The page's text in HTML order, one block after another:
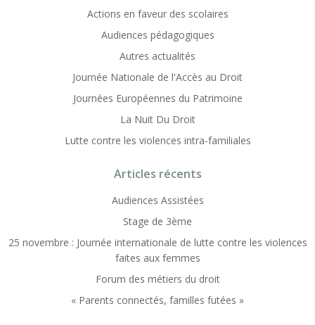
Actions en faveur des scolaires
Audiences pédagogiques
Autres actualités
Journée Nationale de l'Accès au Droit
Journées Européennes du Patrimoine
La Nuit Du Droit
Lutte contre les violences intra-familiales
Articles récents
Audiences Assistées
Stage de 3ème
25 novembre : Journée internationale de lutte contre les violences
faites aux femmes
Forum des métiers du droit
« Parents connectés, familles futées »